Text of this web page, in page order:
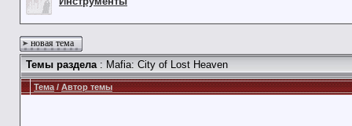
новая тема
Темы раздела: Mafia: City of Lost Heaven
Тема/Автор темы